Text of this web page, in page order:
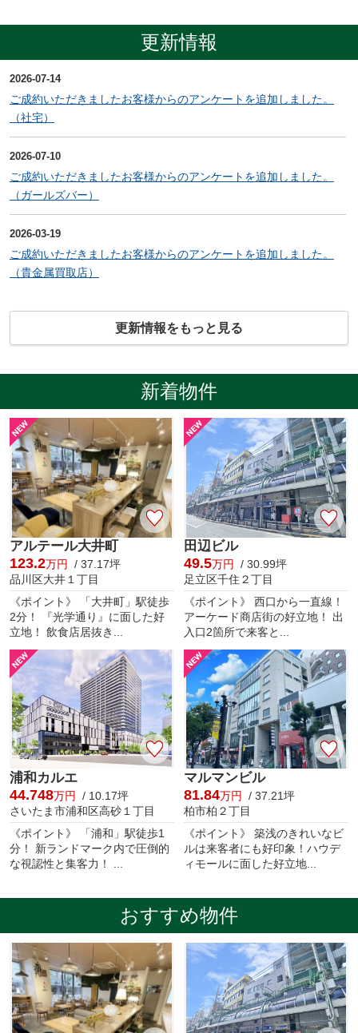
更新情報
2026-07-14
ご成約いただきましたお客様からのアンケートを追加しました。
（社宅）
2026-07-10
ご成約いただきましたお客様からのアンケートを追加しました。
（ガールズバー）
2026-03-19
ご成約いただきましたお客様からのアンケートを追加しました。
（貴金属買取店）
更新情報をもっと見る
新着物件
アルテール大井町
123.2万円
/ 37.17坪
品川区大井１丁目
《ポイント》 「大井町」駅徒歩
2分！ 『光学通り』に面した好
立地！ 飲食店居抜き...
田辺ビル
49.5万円
/ 30.99坪
足立区千住２丁目
《ポイント》 西口から一直線！
アーケード商店街の好立地！ 出
入口2箇所で来客と...
浦和カルエ
44.748万円 / 10.17坪
さいたま市浦和区高砂１丁目
《ポイント》 「浦和」駅徒歩1
分！ 新ランドマーク内で圧倒的
な視認性と集客力！ ...
マルマンビル
81.84万円 / 37.21坪
柏市柏２丁目
《ポイント》 築浅のきれいなビ
ルは来客者にも好印象！ハウデ
ィモールに面した好立地...
おすすめ物件